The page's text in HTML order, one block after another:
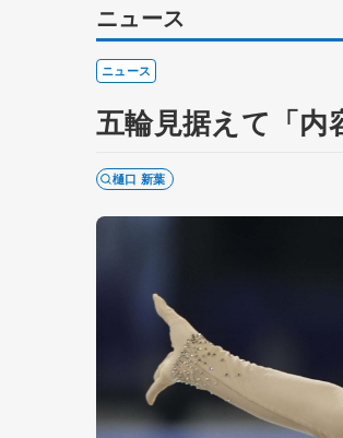
ニュース
ニュース
五輪見据えて「
樋口 新葉